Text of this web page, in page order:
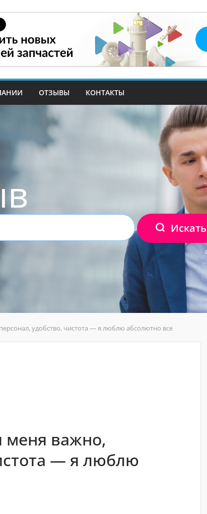
ОТЗЫВЫ КОНТАКТЫ
Искать
удобство, чистота — я люблю абсолютно все
меня важно,
— я люблю